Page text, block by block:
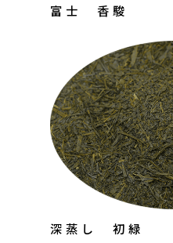
富士 香駿
深蒸し 初緑